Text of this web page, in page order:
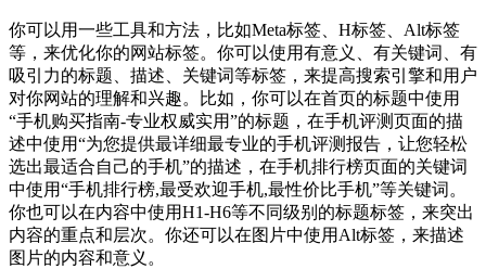
你可以用一些工具和方法，比如Meta标签、H标签、Alt标签
等，来优化你的网站标签。你可以使用有意义、有关键词、有
吸引力的标题、描述、关键词等标签，来提高搜索引擎和用户
对你网站的理解和兴趣。比如，你可以在首页的标题中使用
“手机购买指南-专业权威实用”的标题，在手机评测页面的描
述中使用“为您提供最详细最专业的手机评测报告，让您轻松
选出最适合自己的手机”的描述，在手机排行榜页面的关键词
中使用“手机排行榜,最受欢迎手机,最性价比手机”等关键词。
你也可以在内容中使用H1-H6等不同级别的标题标签，来突出
内容的重点和层次。你还可以在图片中使用Alt标签，来描述
图片的内容和意义。